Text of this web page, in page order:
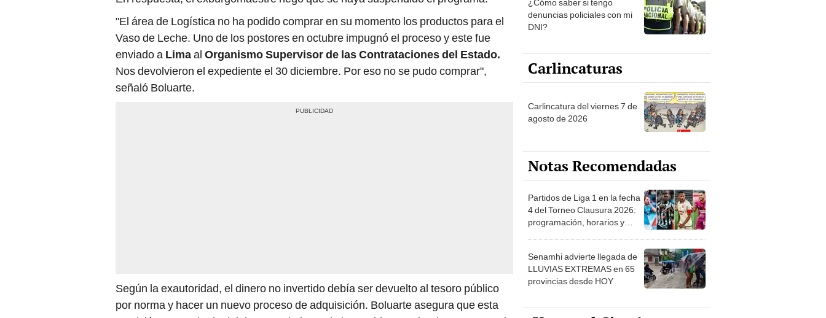
"El área de Logística no ha podido comprar en su momento los productos para el
Vaso de Leche. Uno de los postores en octubre impugnó el proceso y este fue
enviado a Limaal Organismo Supervisor de las Contrataciones del Estado.
Nos devolvieron el expediente el 30 diciembre. Por eso no se pudo comprar",
señaló Boluarte.
Según la exautoridad, el dinero no invertido debía ser devuelto al tesoro público
por norma y hacer un nuevo proceso de adquisición. Boluarte asegura que esta
la ONPE
¿Cómo saber si tengo
denuncias policiales con mi
DNI?
Carlincaturas
Carlincatura del viernes 7 de
agosto de 2026
Notas Recomendadas
Partidos de Liga 1 en la fecha
4 del Torneo Clausura 2026:
programación, horarios y
Senamhi advierte llegada de
LLUVIAS EXTREMAS en 65
provincias desde HOY